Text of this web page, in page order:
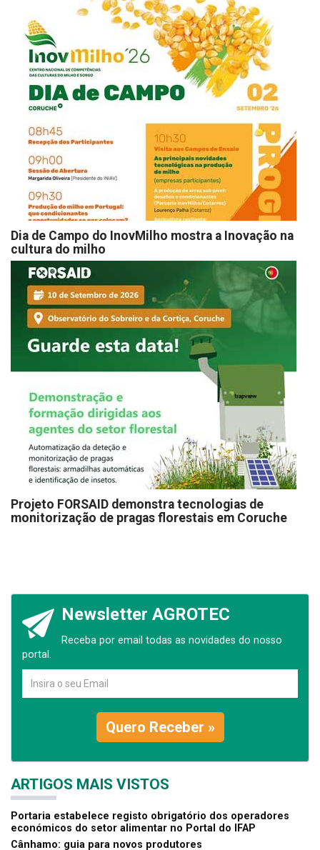
Dia de Campo do InovMilho mostra a Inovação na
cultura do milho
Projeto FORSAID demonstra tecnologias de
monitorização de pragas florestais em Coruche
Newsletter AGROTEC
Receba por email todas as novidades do nosso
portal.
Quero Receber »
ARTIGOS MAIS VISTOS
Portaria estabelece registo obrigatório dos operadores
económicos do setor alimentar no Portal do IFAP
Cânhamo: guia para novos produtores